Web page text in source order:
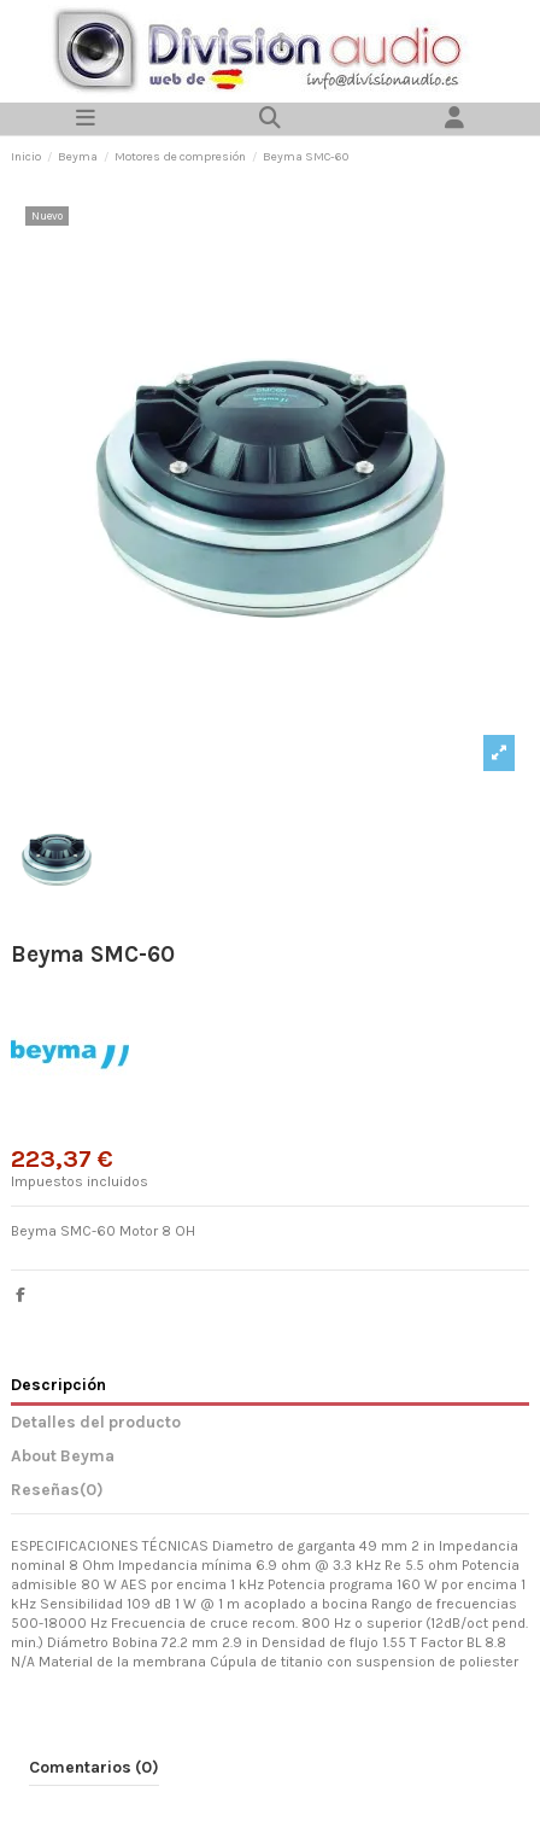
Inicio Beyma Motores de compresión Beyma SMC-60
Nuevo
Beyma SMC-60
223,37 €
Impuestos incluidos
Beyma SMC-60 Motor 8 OH
Descripción
Detalles del producto
About Beyma
Reseñas(0)
ESPECIFICACIONES TÉCNICAS Diametro de garganta 49 mm 2 in Impedancia
nominal 8 Ohm Impedancia mínima 6.9 ohm @ 3.3 kHz Re 5.5 ohm Potencia
admisible 80 W AES por encima 1 kHz Potencia programa 160 W por encima 1
kHz Sensibilidad 109 dB 1 W @ 1 m acoplado a bocina Rango de frecuencias
500-18000 Hz Frecuencia de cruce recom. 800 Hz o superior (12dB/oct pend.
min.) Diámetro Bobina 72.2 mm 2.9 in Densidad de flujo 1.55 T Factor BL 8.8
N/A Material de la membrana Cúpula de titanio con suspension de poliester
Comentarios (0)